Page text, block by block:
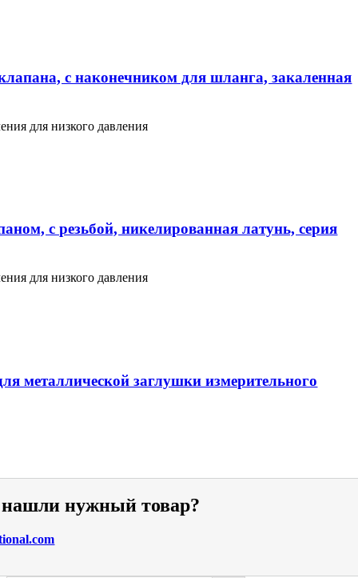
с наконечником для шланга, закаленная
для низкого давления
с резьбой, никелированная латунь, серия
для низкого давления
металлической заглушки измерительного
нужный товар?